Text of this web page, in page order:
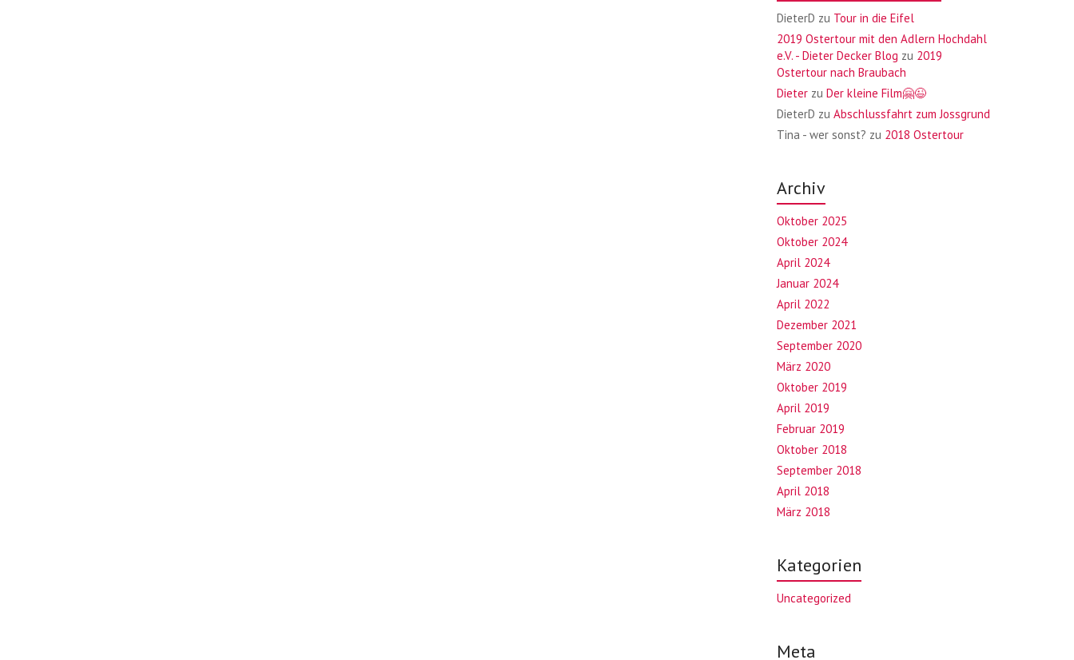
DieterD zu Tour in die Eifel
2019 Ostertour mit den Adlern Hochdahl
e.V. - Dieter Decker Blog zu 2019
Ostertour nach Braubach
Dieter zuDer kleine Film🤗😉
DieterD zuAbschlussfahrt zum Jossgrund
Tina - wer sonst? zu 2018 Ostertour
Archiv
Oktober 2025
Oktober 2024
April 2024
Januar 2024
April 2022
Dezember 2021
September 2020
März 2020
Oktober 2019
April 2019
Februar 2019
Oktober 2018
September 2018
April 2018
März 2018
Kategorien
Uncategorized
Meta